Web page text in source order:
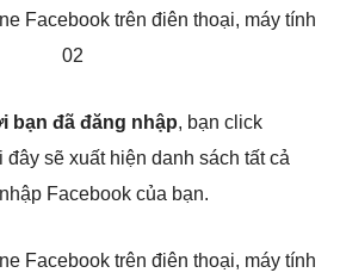
bạn đã đăng nhập, bạn click
đây sẽ xuất hiện danh sách tất cả
Facebook của bạn.